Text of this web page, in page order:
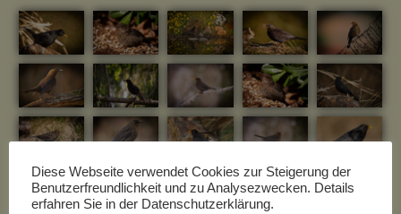
Diese Webseite verwendet Cookies zur Steigerung der
Benutzerfreundlichkeit und zu Analysezwecken. Details
erfahren Sie in der Datenschutzerklärung.